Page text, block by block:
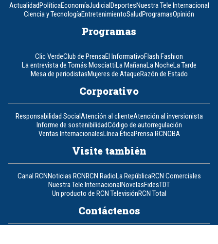
ActualidadPolíticaEconomíaJudicialDeportesNuestra Tele Internacional
Ciencia y TecnologíaEntretenimientoSaludProgramasOpinión
Programas
Clic VerdeClub de PrensaEl InformativoFlash Fashion
La entrevista de Tomás MosciattiLa MañanaLa NocheLa Tarde
Mesa de periodistasMujeres de AtaqueRazón de Estado
Corporativo
Responsabilidad SocialAtención al clienteAtención al inversionista
Informe de sostenibilidadCódigo de autorregulación
Ventas InternacionalesLínea ÉticaPrensa RCNOBA
Visite también
Canal RCNNoticias RCNRCN RadioLa RepúblicaRCN Comerciales
Nuestra Tele InternacionalNovelasFidesTDT
Un producto de RCN TelevisiónRCN Total
Contáctenos